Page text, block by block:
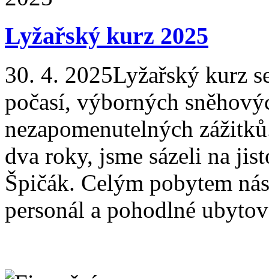
Lyžařský kurz 2025
30. 4. 2025Lyžařský kurz
počasí, výborných
nezapomenutelných
dva roky, jsme sázeli na
Špičák. Celým pobytem
personál a pohodlné